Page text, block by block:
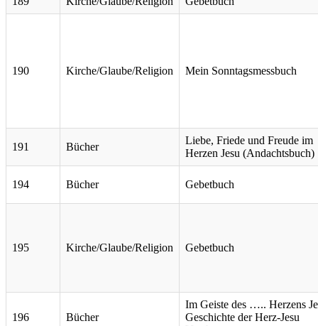
190 Kirche/Glaube/Religion Mein Sonntagsmessbuch
191 Bücher
Liebe, Friede und Freude im
Herzen Jesu (Andachtsbuch)
194 Bücher Gebetbuch
195 Kirche/Glaube/Religion Gebetbuch
196 Bücher
Im Geiste des ….. Herzens
Geschichte der Herz-Jesu